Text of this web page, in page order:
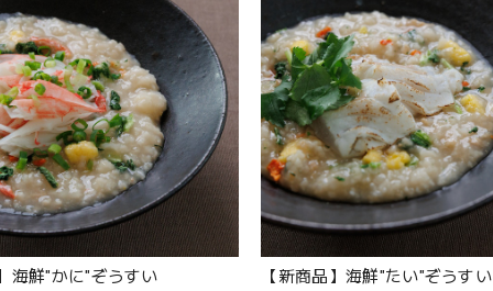
海鮮"かに"ぞうすい
【新商品】海鮮"たい"ぞうすい